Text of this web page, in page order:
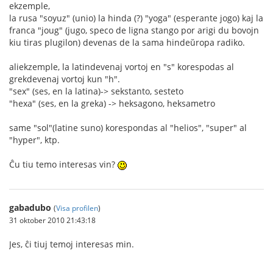
ekzemple,
la rusa "soyuz" (unio) la hinda (?) "yoga" (esperante jogo) kaj la
franca "joug" (jugo, speco de ligna stango por arigi du bovojn
kiu tiras plugilon) devenas de la sama hindeŭropa radiko.
aliekzemple, la latindevenaj vortoj en "s" korespodas al
grekdevenaj vortoj kun "h".
"sex" (ses, en la latina)-> sekstanto, sesteto
"hexa" (ses, en la greka) -> heksagono, heksametro
same "sol"(latine suno) korespondas al "helios", "super" al
"hyper", ktp.
Ĉu tiu temo interesas vin?
gabadubo (Visa profilen)
31 oktober 2010 21:43:18
Jes, ĉi tiuj temoj interesas min.